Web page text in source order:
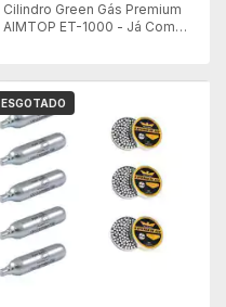
Cilindro Green Gás Premium
AIMTOP ET-1000 - Já Com
ESGOTADO